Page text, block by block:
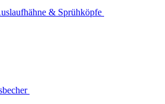
& Sprühköpfe